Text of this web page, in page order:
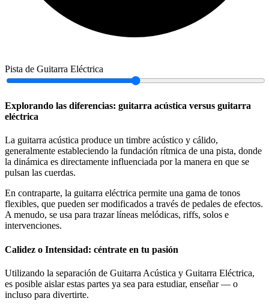
Pista de Guitarra Eléctrica
Explorando las diferencias: guitarra acústica versus guitarra
eléctrica
La guitarra acústica produce un timbre acústico y cálido,
generalmente estableciendo la fundación rítmica de una pista, donde
la dinámica es directamente influenciada por la manera en que se
pulsan las cuerdas.
En contraparte, la guitarra eléctrica permite una gama de tonos
flexibles, que pueden ser modificados a través de pedales de efectos.
A menudo, se usa para trazar líneas melódicas, riffs, solos e
intervenciones.
Calidez o Intensidad: céntrate en tu pasión
Utilizando la separación de Guitarra Acústica y Guitarra Eléctrica,
es posible aislar estas partes ya sea para estudiar, enseñar — o
incluso para divertirte.